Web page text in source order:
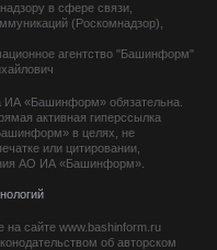
в сфере связи,
(Роскомнадзор),
агентство "Башинформ"
ИА «Башинформ» обязательна.
активная гиперссылка
в целях, не
или цитировании,
АО ИА «Башинформ».
сайте www.bashinform.ru
об авторском